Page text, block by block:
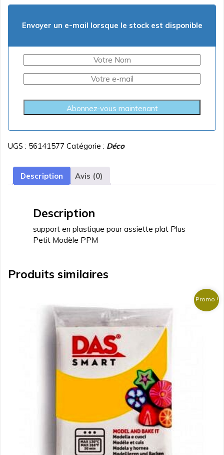
Envoyer un e-mail lorsque le stock est disponible
Abonnez-vous maintenant
UGS : 56141577 Catégorie : Déco
Description Avis (0)
Description
support en plastique pour assiette plat Plus
Petit Modèle PPM
Produits similaires
Promo !